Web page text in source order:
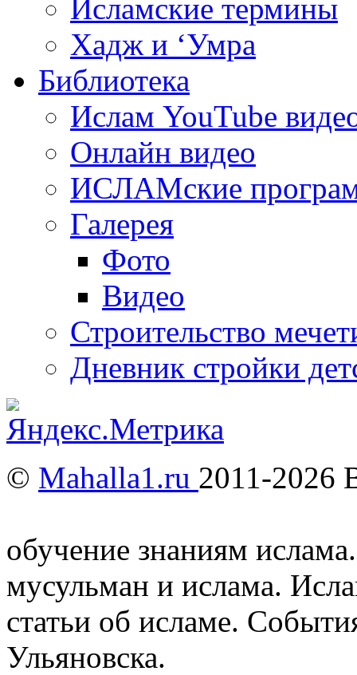
Исламские термины
Хадж и ‘Умра
Библиотека
Ислам YouTube
Онлайн видео
ИСЛАМские
Галерея
Фото
Видео
Строительство
Дневник стройки
© Mahalla1.ru 2011-2026
обучение знаниям
мусульман и ислама.
статьи об исламе.
Ульяновска.